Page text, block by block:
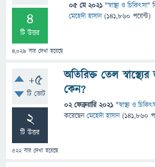
4
টি উত্তর
4,029 বার দেখা হয়েছে
05 মে 2021 "স্বাস্থ্য ও চিকিৎসা"
মেহেদী হাসান (141,860 পয়েন্ট)
+5
টি ভোট
2
টি উত্তর
522বার দেখা হয়েছে
অতিরিক্ত তেল
কেন?
02 ফেব্রুয়ারি 2021 "স্বাস্থ্য ও
করেছেনমেহেদী হাসান (141,860